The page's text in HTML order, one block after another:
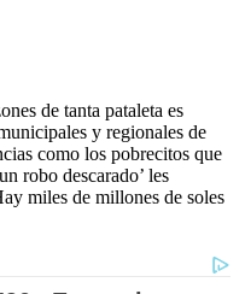
de tanta pataleta es
y regionales de
como los pobrecitos que
robo descarado’ les
miles de millones de soles